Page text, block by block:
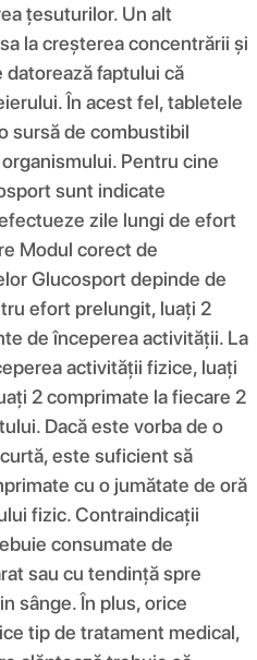
țesuturilor. Un alt
la creșterea concentrării și
faptului că
În acest fel, tabletele
sursă de combustibil
Pentru cine
sunt indicate
zile lungi de efort
Modul corect de
Glucosport depinde de
efort prelungit, luați 2
de începerea activității. La
activității fizice, luați
2 comprimate la fiecare 2
Dacă este vorba de o
este suficient să
cu o jumătate de oră
fizic. Contraindicații
consumate de
sau cu tendință spre
sânge. În plus, orice
tip de tratament medical,